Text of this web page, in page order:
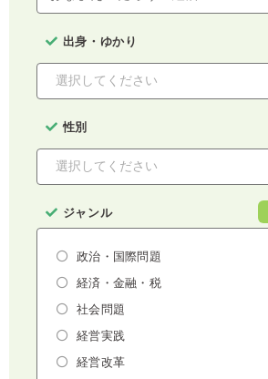
出身・ゆかり
性別
ジャンル
政治・国際問題
経済・金融・税
社会問題
経営実践
経営改革